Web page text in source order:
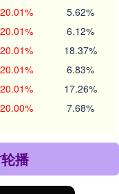
20.01% 5.62%
20.01% 6.12%
20.01% 18.37%
20.01% 6.83%
20.01% 17.26%
20.00% 7.68%
播